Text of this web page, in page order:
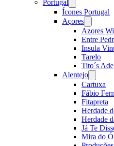
Portugal
menu
Ícones Portugal
Açores
menu
Azores
Entre
Insula
Tarelo
Tito´s
Alentejo
menu
Cartuxa
Fábio
Fitapreta
Herdade
Herdade
Já Te
Mira do Ó